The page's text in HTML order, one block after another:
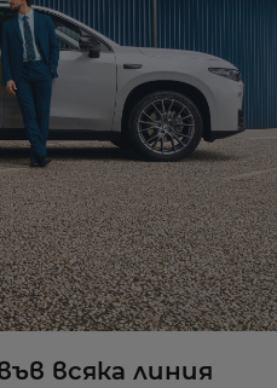
всяка линия